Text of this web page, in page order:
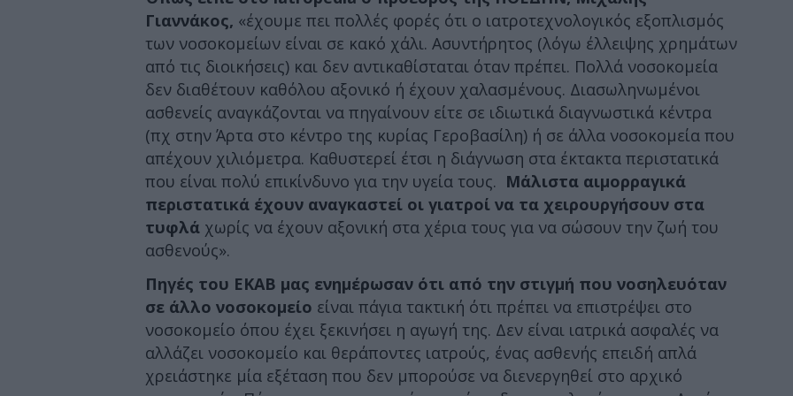
Γιαννάκος, «έχουμε πει πολλές φορές ότι ο ιατροτεχνολογικός εξοπλισμός
των νοσοκομείων είναι σε κακό χάλι. Ασυντήρητος (λόγω έλλειψης χρημάτων
από τις διοικήσεις) και δεν αντικαθίσταται όταν πρέπει. Πολλά νοσοκομεία
δεν διαθέτουν καθόλου αξονικό ή έχουν χαλασμένους. Διασωληνωμένοι
ασθενείς αναγκάζονται να πηγαίνουν είτε σε ιδιωτικά διαγνωστικά κέντρα
(πχ στην Άρτα στο κέντρο της κυρίας Γεροβασίλη) ή σε άλλα νοσοκομεία που
απέχουν χιλιόμετρα. Καθυστερεί έτσι η διάγνωση στα έκτακτα περιστατικά
που είναι πολύ επικίνδυνο για την υγεία τους. Μάλιστα αιμορραγικά
περιστατικά έχουν αναγκαστεί οι γιατροί να τα χειρουργήσουν στα
τυφλά χωρίς να έχουν αξονική στα χέρια τους για να σώσουν την ζωή του
ασθενούς».
Πηγές του ΕΚΑΒ μας ενημέρωσαν ότι από την στιγμή που νοσηλευόταν
σε άλλο νοσοκομείο είναι πάγια τακτική ότι πρέπει να επιστρέψει στο
νοσοκομείο όπου έχει ξεκινήσει η αγωγή της. Δεν είναι ιατρικά ασφαλές να
αλλάζει νοσοκομείο και θεράποντες ιατρούς, ένας ασθενής επειδή απλά
χρειάστηκε μία εξέταση που δεν μπορούσε να διενεργηθεί στο αρχικό